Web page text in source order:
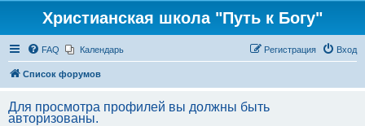
Христианская школа "Путь к Богу"
FAQ Календарь Вход
Регистрация
Список форумов
Для просмотра профилей вы должны быть
авторизованы.